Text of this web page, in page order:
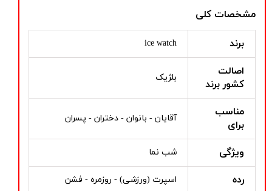
مشخصات کلی
برند ice watch
اصالت
کشور برند
بلژیک
مناسب
برای
آقایان - بانوان - دختران - پسران
ویژگی شب نما
رده اسپرت (ورزشی) - روزمره - فشن